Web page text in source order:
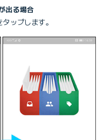
出る場合
タップします。